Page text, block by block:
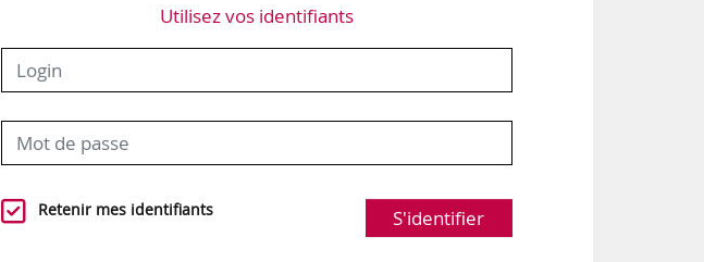
Utilisez vos identifiants
Retenir mes identifiants S'identifier